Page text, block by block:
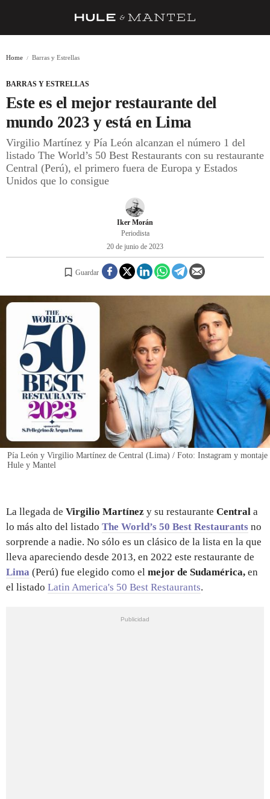
BARRAS Y ESTRELLAS
DÓNDE COMER
ÍDOLOS DE MESAS
CUADERNO DE VIAJE
A CUCHILLO
INICIAR SESIÓN
Home Barras y Estrellas
BARRAS Y ESTRELLAS
Este es el mejor restaurante del
mundo 2023 y está en Lima
Virgilio Martínez y Pía León alcanzan el número 1 del
listado The World’s 50 Best Restaurants con su restaurante
Central (Perú), el primero fuera de Europa y Estados
Unidos que lo consigue
Iker Morán
Periodista
20 de junio de 2023
Guardar
Pía León y Virgilio Martínez de Central (Lima) / Foto: Instagram y montaje
Hule y Mantel
La llegada de Virgilio Martínez y su restaurante Central a
lo más alto del listado The World’s 50 Best Restaurants no
sorprende a nadie. No sólo es un clásico de la lista en la que
lleva apareciendo desde 2013, en 2022 este restaurante de
Lima (Perú) fue elegido como el mejor de Sudamérica, en
el listado Latin America's 50 Best Restaurants.